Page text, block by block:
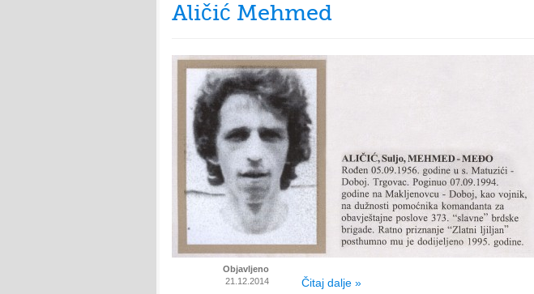
Aličić Mehmed
Objavljeno
21.12.2014
Čitaj dalje »